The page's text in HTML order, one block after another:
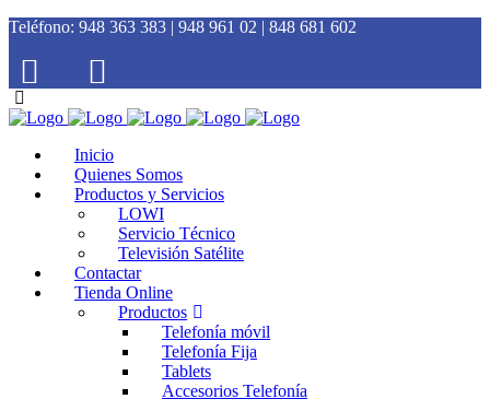
Teléfono: 948 363 383 | 948 961 02 | 848 681 602
Inicio
Quienes Somos
Productos y Servicios
LOWI
Servicio Técnico
Televisión Satélite
Contactar
Tienda Online
Productos
Telefonía móvil
Telefonía Fija
Tablets
Accesorios Telefonía